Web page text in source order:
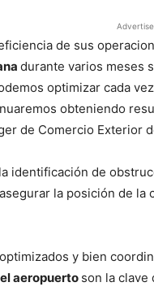
de sus
durante varios meses
optimizar cada
obteniendo
de Comercio Exterior
identificación de
la posición de
y bien
aeropuerto son la clave